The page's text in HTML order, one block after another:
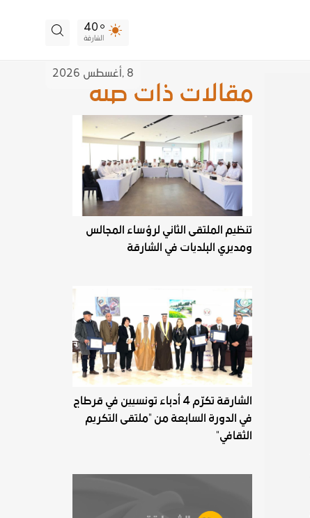
40
الشارقة
8 , أغسطس 2026
مقالات ذات صلة
تنظيم الملتقى الثاني لرؤساء المجالس
ومديري البلديات في الشارقة
الشارقة تكرّم 4 أدباء تونسيين في قرطاج
في الدورة السابعة من "ملتقى التكريم
الثقافي"